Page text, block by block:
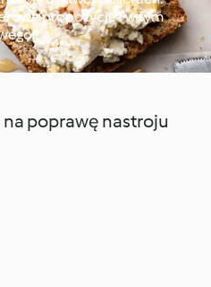
Techniki kulinarne
propozycje i w tym
na poprawę nastroju